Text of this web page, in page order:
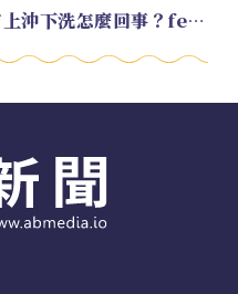
EP.213 川普大攪局：袋鼠市上沖下洗怎麼回事？feat. Alvin